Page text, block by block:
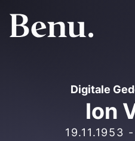
Digitale
Ion
19.11.1953 -